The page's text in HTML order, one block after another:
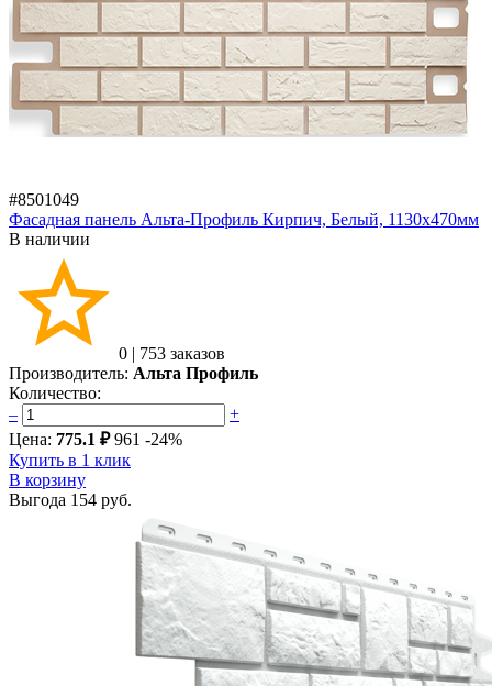
#8501049
Фасадная панель Альта-Профиль Кирпич, Белый, 1130х470мм
В наличии
0 | 753 заказов
Производитель: Альта Профиль
Количество:
–
+
Цена: 775.1 ₽ 961 -24%
Купить в 1 клик
В корзину
Выгода 154 руб.